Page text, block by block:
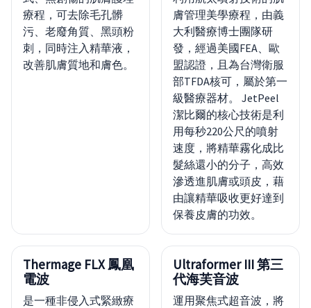
療程，可去除毛孔髒
污、老廢角質、黑頭粉
刺，同時注入精華液，
改善肌膚質地和膚色。
膚管理美學療程，由義
大利醫療博士團隊研
發，經過美國FEA、歐
盟認證，且為台灣衛服
部TFDA核可，屬於第一
級醫療器材。 JetPeel
潔比爾的核心技術是利
用每秒220公尺的噴射
速度，將精華霧化成比
髮絲還小的分子，高效
滲透進肌膚或頭皮，藉
由讓精華吸收更好達到
保養皮膚的功效。
Thermage FLX 鳳凰
電波
是一種非侵入式緊緻療
Ultraformer III 第三
代海芙音波
運用聚焦式超音波，將